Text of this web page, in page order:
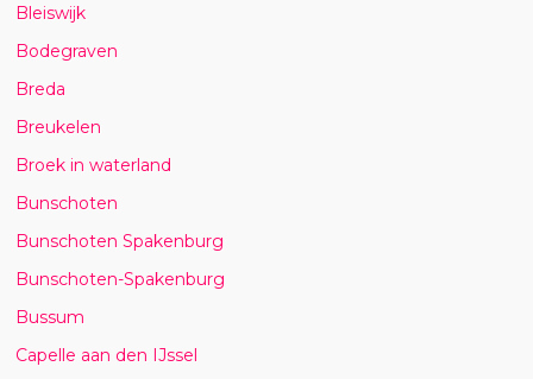
Bleiswijk
Bodegraven
Breda
Breukelen
Broek in waterland
Bunschoten
Bunschoten Spakenburg
Bunschoten-Spakenburg
Bussum
Capelle aan den IJssel